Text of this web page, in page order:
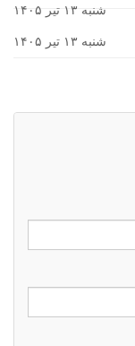
شنبه ۱۳ تیر ۱۴۰۵
شنبه ۱۳ تیر ۱۴۰۵